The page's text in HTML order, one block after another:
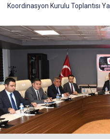
Koordinasyon Kurulu Toplantısı